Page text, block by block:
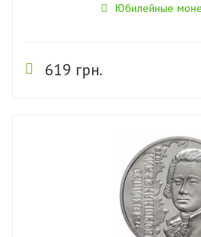
Юбилейные
619 грн.